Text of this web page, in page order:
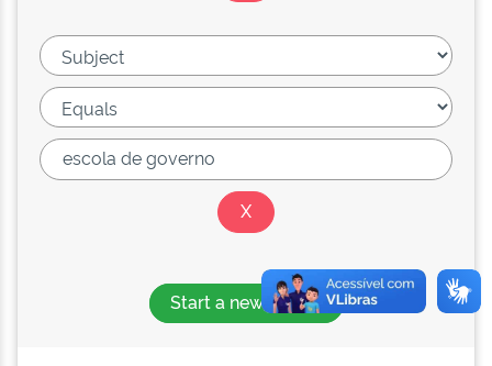
Start a new search